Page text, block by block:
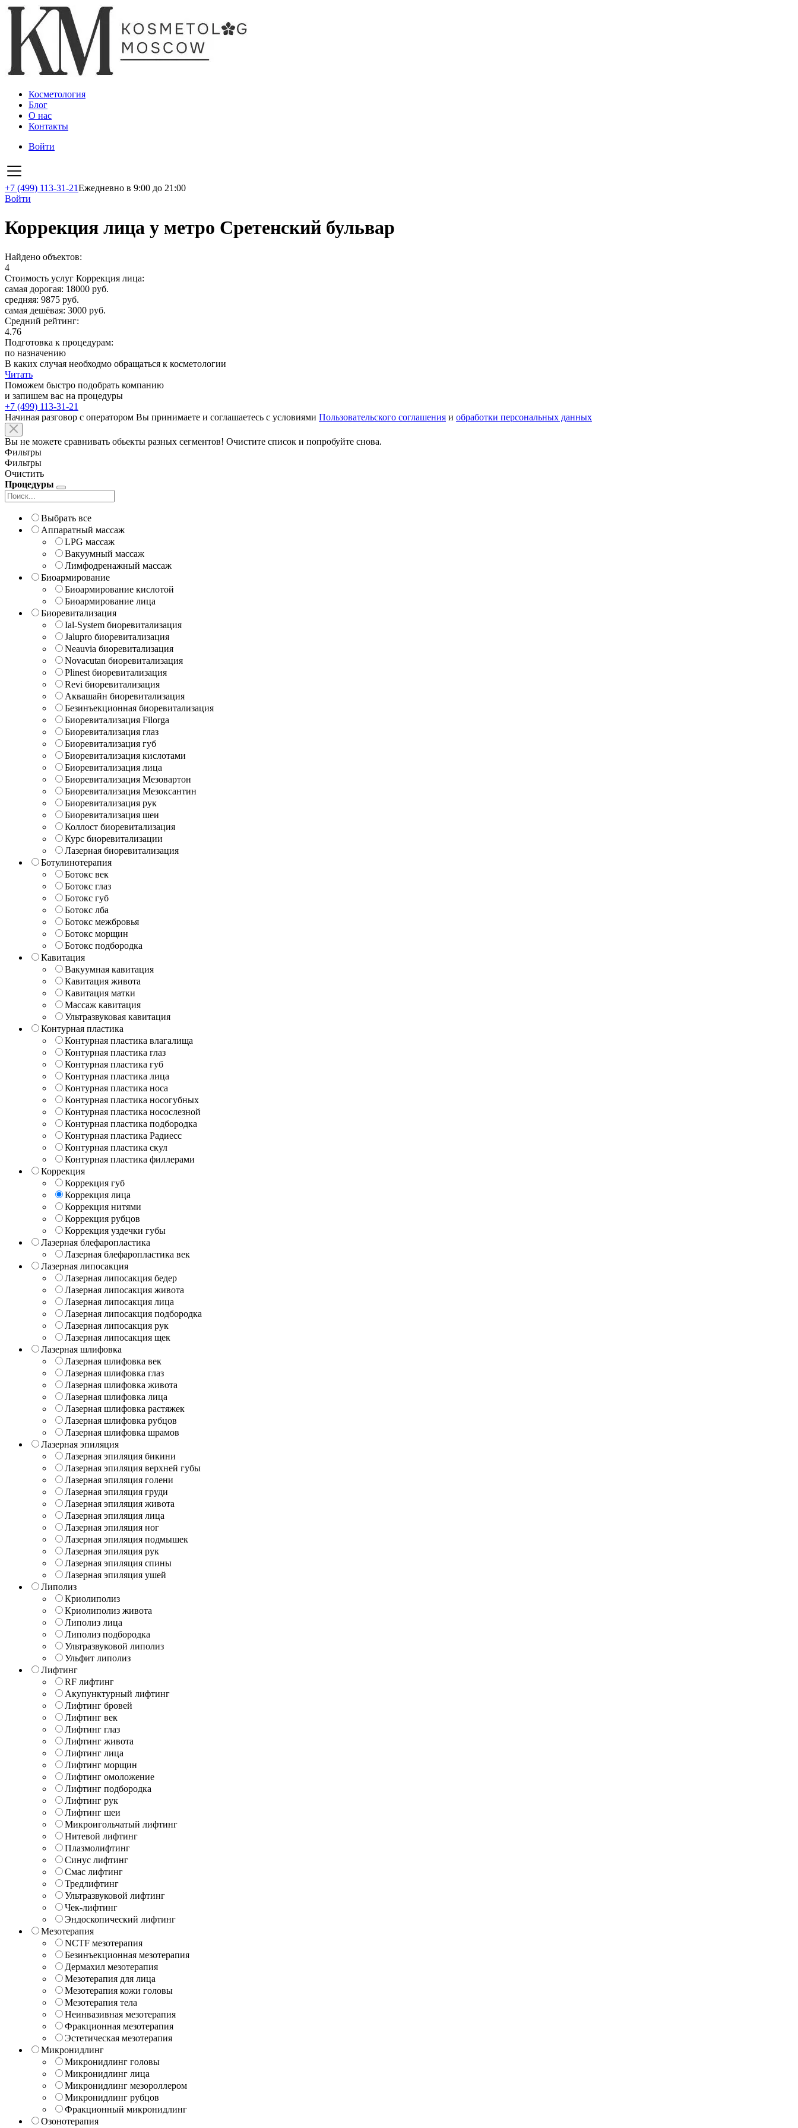
Косметология
Блог
О нас
Контакты
Войти
+7 (499) 113-31-21Ежедневно в 9:00 до 21:00
Войти
Коррекция лица у метро Сретенский бульвар
Найдено объектов:
4
Стоимость услуг Коррекция лица:
самая дорогая: 18000 руб.
средняя: 9875 руб.
самая дешёвая: 3000 руб.
Средний рейтинг:
4.76
Подготовка к процедурам:
по назначению
В каких случая необходмо обращаться к косметологии
Читать
Поможем быстро подобрать компанию
и запишем вас на процедуры
+7 (499) 113-31-21
Начиная разговор с оператором Вы принимаете и соглашаетесь с условиями Пользовательского соглашения и обработки персональных данных
Вы не можете сравнивать обьекты разных сегментов! Очистите список и попробуйте снова.
Фильтры
Фильтры
Очистить
Процедуры
Выбрать все
Аппаратный массаж
LPG массаж
Вакуумный массаж
Лимфодренажный массаж
Биоармирование
Биоармирование кислотой
Биоармирование лица
Биоревитализация
Ial-System биоревитализация
Jalupro биоревитализация
Neauvia биоревитализация
Novacutan биоревитализация
Plinest биоревитализация
Revi биоревитализация
Аквашайн биоревитализация
Безинъекционная биоревитализация
Биоревитализация Filorga
Биоревитализация глаз
Биоревитализация губ
Биоревитализация кислотами
Биоревитализация лица
Биоревитализация Мезовартон
Биоревитализация Мезоксантин
Биоревитализация рук
Биоревитализация шеи
Коллост биоревитализация
Курс биоревитализации
Лазерная биоревитализация
Ботулинотерапия
Ботокс век
Ботокс глаз
Ботокс губ
Ботокс лба
Ботокс межбровья
Ботокс морщин
Ботокс подбородка
Кавитация
Вакуумная кавитация
Кавитация живота
Кавитация матки
Массаж кавитация
Ультразвуковая кавитация
Контурная пластика
Контурная пластика влагалища
Контурная пластика глаз
Контурная пластика губ
Контурная пластика лица
Контурная пластика носа
Контурная пластика носогубных
Контурная пластика носослезной
Контурная пластика подбородка
Контурная пластика Радиесс
Контурная пластика скул
Контурная пластика филлерами
Коррекция
Коррекция губ
Коррекция лица
Коррекция нитями
Коррекция рубцов
Коррекция уздечки губы
Лазерная блефаропластика
Лазерная блефаропластика век
Лазерная липосакция
Лазерная липосакция бедер
Лазерная липосакция живота
Лазерная липосакция лица
Лазерная липосакция подбородка
Лазерная липосакция рук
Лазерная липосакция щек
Лазерная шлифовка
Лазерная шлифовка век
Лазерная шлифовка глаз
Лазерная шлифовка живота
Лазерная шлифовка лица
Лазерная шлифовка растяжек
Лазерная шлифовка рубцов
Лазерная шлифовка шрамов
Лазерная эпиляция
Лазерная эпиляция бикини
Лазерная эпиляция верхней губы
Лазерная эпиляция голени
Лазерная эпиляция груди
Лазерная эпиляция живота
Лазерная эпиляция лица
Лазерная эпиляция ног
Лазерная эпиляция подмышек
Лазерная эпиляция рук
Лазерная эпиляция спины
Лазерная эпиляция ушей
Липолиз
Криолиполиз
Криолиполиз живота
Липолиз лица
Липолиз подбородка
Ультразвуковой липолиз
Ульфит липолиз
Лифтинг
RF лифтинг
Акупунктурный лифтинг
Лифтинг бровей
Лифтинг век
Лифтинг глаз
Лифтинг живота
Лифтинг лица
Лифтинг морщин
Лифтинг омоложение
Лифтинг подбородка
Лифтинг рук
Лифтинг шеи
Микроигольчатый лифтинг
Нитевой лифтинг
Плазмолифтинг
Синус лифтинг
Смас лифтинг
Тредлифтинг
Ультразвуковой лифтинг
Чек-лифтинг
Эндоскопический лифтинг
Мезотерапия
NCTF мезотерапия
Безинъекционная мезотерапия
Дермахил мезотерапия
Мезотерапия для лица
Мезотерапия кожи головы
Мезотерапия тела
Неинвазивная мезотерапия
Фракционная мезотерапия
Эстетическая мезотерапия
Микронидлинг
Микронидлинг головы
Микронидлинг лица
Микронидлинг мезороллером
Микронидлинг рубцов
Фракционный микронидлинг
Озонотерапия